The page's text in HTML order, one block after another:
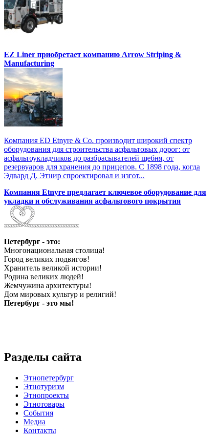
EZ Liner приобретает компанию Arrow Striping &
Manufacturing
Компания ED Etnyre & Co. производит широкий спектр
оборудования для строительства асфальтовых дорог: от
асфальтоукладчиков до разбрасывателей щебня, от
резервуаров для хранения до прицепов. С 1898 года, когда
Эдвард Д. Этнир спроектировал и изгот...
Компания Etnyre предлагает ключевое оборудование для
укладки и обслуживания асфальтового покрытия
Петербург - это:
Многонациональная столица!
Город великих подвигов!
Хранитель великой истории!
Родина великих людей!
Жемчужина архитектуры!
Дом мировых культур и религий!
Петербург - это мы!
Разделы сайта
Этнопетербург
Этнотуризм
Этнопроекты
Этнотовары
События
Медиа
Контакты